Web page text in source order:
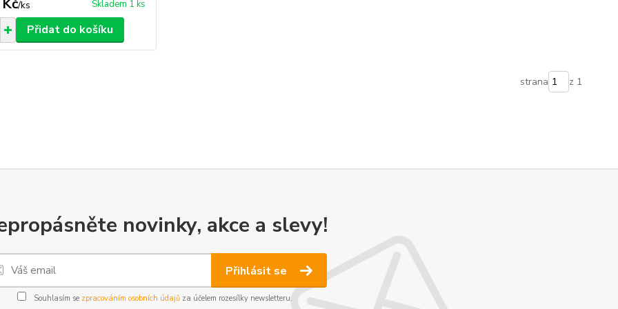
/ks Skladem 1 ks
Přidat do košíku
strana z 1
novinky, akce a slevy!
Přihlásit se
Souhlasím se zpracováním osobních údajůza účelem rozesílky newsletteru.